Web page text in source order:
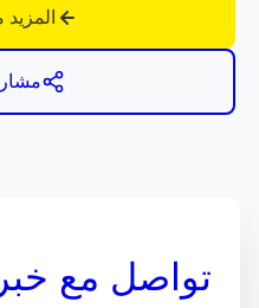
تواصل مع